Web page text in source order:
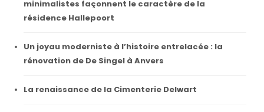
minimalistes façonnent le caractère de la
résidence Hallepoort
Un joyau moderniste à l’histoire entrelacée : la
rénovation de De Singel à Anvers
La renaissance de la Cimenterie Delwart